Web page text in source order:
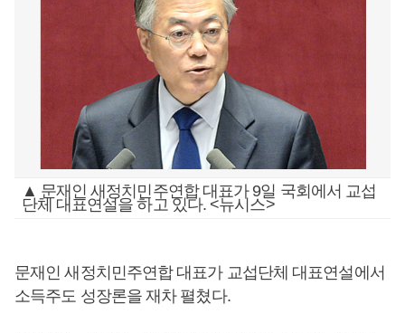
▲ 문재인 새정치민주연합 대표가 9일 국회에서 교섭
단체 대표연설을 하고 있다. <뉴시스>
문재인 새정치민주연합 대표가 교섭단체 대표연설에서
소득주도 성장론을 재차 펼쳤다.